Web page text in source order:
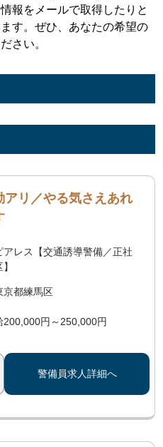
報をメールで取得したりと
す。ぜひ、あなたの希望の
さい。
リ／やる気さえあれ
アレス【交通誘導警備／正社
京都練馬区
200,000円～250,000円
警備員求人詳細へ